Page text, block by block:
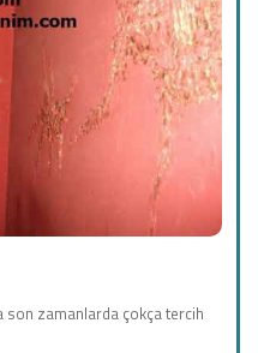
son zamanlarda çokça tercih